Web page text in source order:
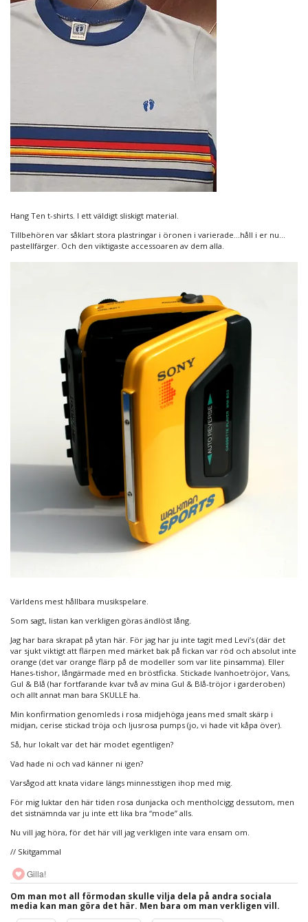
Hang Ten t-shirts. I ett väldigt sliskigt material.
Tillbehören var såklart stora plastringar i öronen i varierade…håll i er nu…
pastellfärger. Och den viktigaste accessoaren av dem alla.
Världens mest hållbara musikspelare.
Som sagt, listan kan verkligen göras ändlöst lång.
Jag har bara skrapat på ytan här. För jag har ju inte tagit med Levi’s (där det
var sjukt viktigt att flärpen med märket bak på fickan var röd och absolut inte
orange (det var orange flärp på de modeller som var lite pinsamma). Eller
Hanes-tishor, långärmade med en bröstficka. Stickade Ivanhoetröjor, Vans,
Gul & Blå (har fortfarande kvar två av mina Gul & Blå-tröjor i garderoben)
och allt annat man bara SKULLE ha.
Min konfirmation genomleds i rosa midjehöga jeans med smalt skärp i
midjan, cerise stickad tröja och ljusrosa pumps (jo, vi hade vit kåpa över).
Så, hur lokalt var det här modet egentligen?
Vad hade ni och vad känner ni igen?
Varsågod att knata vidare längs minnesstigen ihop med mig.
För mig luktar den här tiden rosa dunjacka och mentholcigg dessutom, men
det sistnämnda var ju inte ett lika bra “mode” alls.
Nu vill jag höra, för det här vill jag verkligen inte vara ensam om.
// Skitgammal
Gilla!
Om man mot all förmodan skulle vilja dela på andra sociala
media kan man göra det här. Men bara om man verkligen vill.